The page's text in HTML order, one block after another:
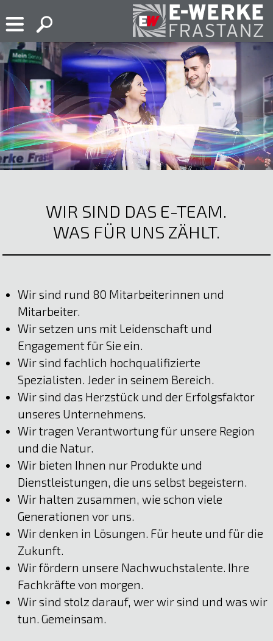
content
E-
Werke
Frastanz
Ihr
Elektropartner
in
Frastanz
WIR SIND DAS E-TEAM.
WAS FÜR UNS ZÄHLT.
Wir sind rund 80 Mitarbeiterinnen und
Mitarbeiter.
Wir setzen uns mit Leidenschaft und
Engagement für Sie ein.
Wir sind fachlich hochqualifizierte
Spezialisten. Jeder in seinem Bereich.
Wir sind das Herzstück und der Erfolgsfaktor
unseres Unternehmens.
Wir tragen Verantwortung für unsere Region
und die Natur.
Wir bieten Ihnen nur Produkte und
Dienstleistungen, die uns selbst begeistern.
Wir halten zusammen, wie schon viele
Generationen vor uns.
Wir denken in Lösungen. Für heute und für die
Zukunft.
Wir fördern unsere Nachwuchstalente. Ihre
Fachkräfte von morgen.
Wir sind stolz darauf, wer wir sind und was wir
tun. Gemeinsam.